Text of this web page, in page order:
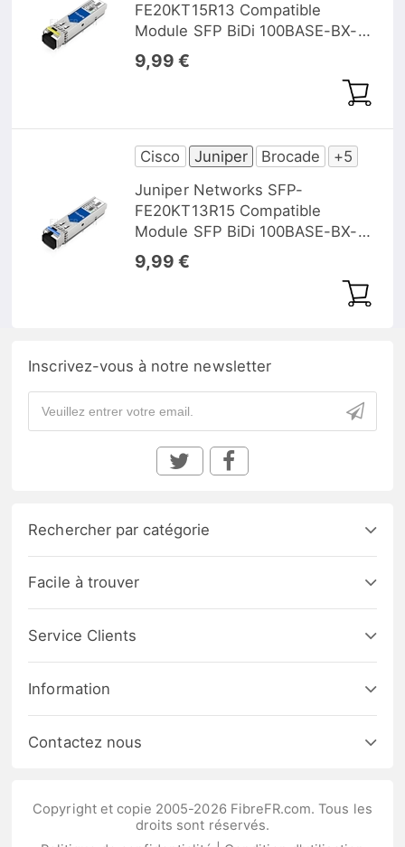
FE20KT15R13 Compatible
Module SFP BiDi 100BASE-BX-D
1550nm-TX/1310nm-RX 20km
DOM
9,99 €
Cisco Juniper Brocade
+5
Juniper Networks SFP-
FE20KT13R15 Compatible
Module SFP BiDi 100BASE-BX-U
1310nm-TX/1550nm-RX 20km
DOM
9,99 €
Inscrivez-vous à notre newsletter
Rechercher par catégorie
Facile à trouver
Service Clients
Information
Contactez nous
Copyright et copie 2005-2026 FibreFR.com. Tous les
droits sont réservés.